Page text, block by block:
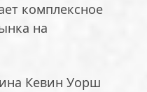
комплексное
на
Кевин Уорш